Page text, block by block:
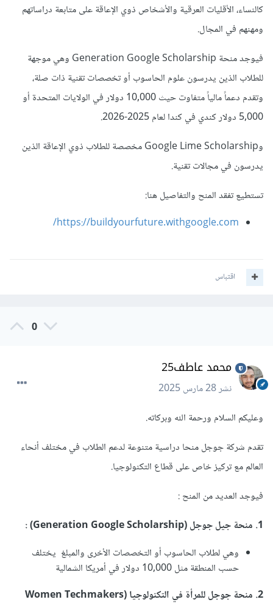
كالنساء، الأقليات العرقية والأشخاص ذوي الإعاقة على متابعة دراساتهم
ومهنهم في المجال.
فيوجد منحة Generation Google Scholarship وهي موجهة
للطلاب الذين يدرسون علوم الحاسوب أو تخصصات تقنية ذات صلة،
وتقدم دعماً مالياً متفاوت حيث 10,000 دولار في الولايات المتحدة أو
5,000 دولار كندي في كندا لعام 2025-2026.
وGoogle Lime Scholarship مخصصة للطلاب ذوي الإعاقة الذين
يدرسون في مجالات تقنية.
تستطيع تفقد المنح والتفاصيل هنا:
https://buildyourfuture.withgoogle.com/
اقتباس
0
محمد عاطف25
نشر28 مارس 2025
وعليكم السلام ورحمة الله وبركاته.
تقدم شركة جوجل منحا دراسية متنوعة لدعم الطلاب في مختلف أنحاء
العالم مع تركيز خاص على قطاع التكنولوجيا.
فيوجد العديد من المنح
1. منحة جيل جوجل (Generation Google Scholarship)
وهي لطلاب الحاسوب أو التخصصات الأخرى والمبلغ يختلف
حسب المنطقة مثل 10,000 دولار في أمريكا الشمالية
2. منحة جوجل للمرأة في التكنولوجيا (Women Techmakers